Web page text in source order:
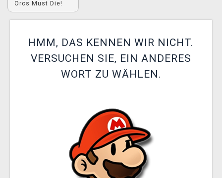
XZONE CLUB
Orcs Must Die!
HMM, DAS KENNEN WIR NICHT.
VERSUCHEN SIE, EIN ANDERES
WORT ZU WÄHLEN.